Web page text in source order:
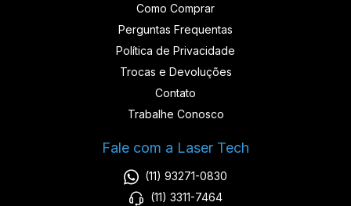
Como Comprar
Perguntas Frequentas
Política de Privacidade
Trocas e Devoluções
Contato
Trabalhe Conosco
Fale com a Laser Tech
(11) 93271-0830
(11) 3311-7464